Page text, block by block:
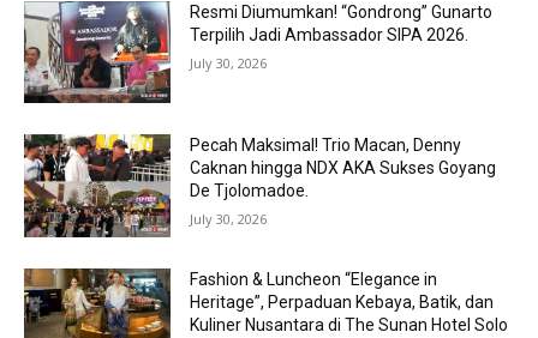
Resmi Diumumkan! “Gondrong” Gunarto
Terpilih Jadi Ambassador SIPA 2026.
July 30, 2026
Pecah Maksimal! Trio Macan, Denny
Caknan hingga NDX AKA Sukses Goyang
De Tjolomadoe.
July 30, 2026
Fashion & Luncheon “Elegance in
Heritage”, Perpaduan Kebaya, Batik, dan
Kuliner Nusantara di The Sunan Hotel Solo